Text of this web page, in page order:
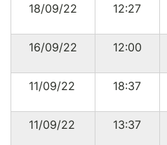
18/09/22
12:27
16/09/22
12:00
11/09/22
18:37
11/09/22
13:37